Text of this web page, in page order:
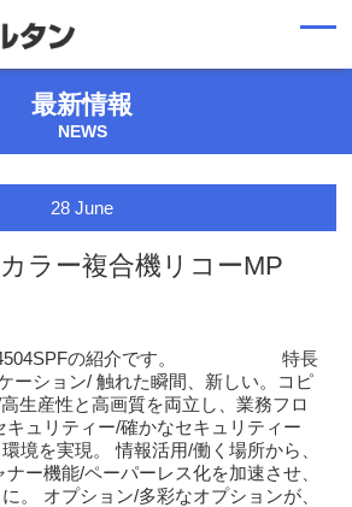
最新情報
NEWS
28 June
ラー複合機リコーMP
C4504SPFの紹介です。 特長
ーション/ 触れた瞬間、新しい。コピ
生産性と高画質を両立し、業務フロ
キュリティー/確かなセキュリティー
境を実現。 情報活用/働く場所から、
ー機能/ペーパーレス化を加速させ、
。 オプション/多彩なオプションが、